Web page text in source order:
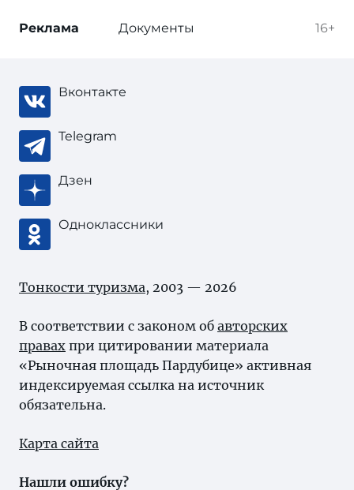
16+
Реклама Документы
Вконтакте
Telegram
Дзен
Одноклассники
Тонкости туризма, 2003 — 2026
В соответствии с законом об авторских
правах при цитировании материала
«Рыночная площадь Пардубице» активная
индексируемая ссылка на источник
обязательна.
Карта сайта
Нашли ошибку?